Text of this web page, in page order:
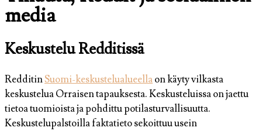
media
Keskustelu Redditissä
RedditinSuomi-keskustelualueellaon käyty vilkasta
keskustelua Orraisen tapauksesta. Keskusteluissa on jaettu
tietoa tuomioista ja pohdittu potilasturvallisuutta.
Keskustelupalstoilla faktatieto sekoittuu usein